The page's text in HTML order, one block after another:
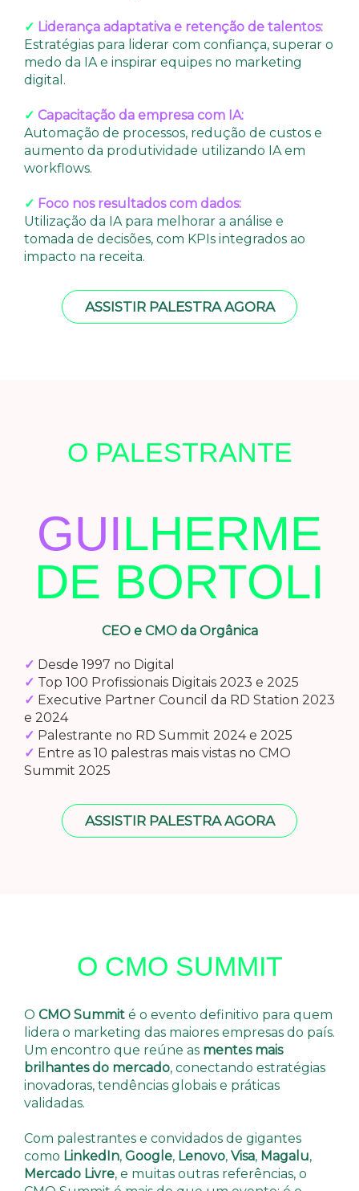
✓ Liderança adaptativa e retenção de talentos:
Estratégias para liderar com confiança, superar o
medo da IA e inspirar equipes no marketing
digital.
✓ Capacitação da empresa com IA:
Automação de processos, redução de custos e
aumento da produtividade utilizando IA em
workflows.
✓ Foco nos resultados com dados:
Utilização da IA para melhorar a análise e
tomada de decisões, com KPIs integrados ao
impacto na receita.
ASSISTIR PALESTRA AGORA
O PALESTRANTE
GUILHERME
DE BORTOLI
CEO e CMO da Orgânica
✓ Desde 1997 no Digital
✓ Top 100 Profissionais Digitais 2023 e 2025
✓ Executive Partner Council da RD Station 2023
e 2024
✓ Palestrante no RD Summit 2024 e 2025
✓ Entre as 10 palestras mais vistas no CMO
Summit 2025
ASSISTIR PALESTRA AGORA
O CMO SUMMIT
O CMO Summit é o evento definitivo para quem
lidera o marketing das maiores empresas do país.
Um encontro que reúne as mentes mais
brilhantes do mercado, conectando estratégias
inovadoras, tendências globais e práticas
validadas.
Com palestrantes e convidados de gigantes
como LinkedIn, Google, Lenovo, Visa, Magalu,
Mercado Livre, e muitas outras referências, o